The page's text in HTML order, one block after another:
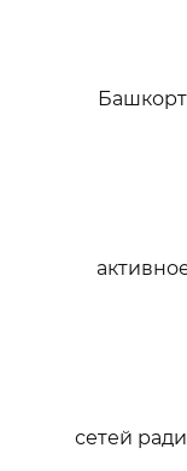
сетей